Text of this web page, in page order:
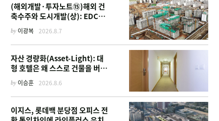
(해외개발·투자노트⑮)해외 건
축수주와 도시개발(상): EDCF
부터 계열사 진출 위한 복합시설
까지
by 이광복 2026.8.7
자산 경량화(Asset-Light): 대
형 호텔은 왜 스스로 건물을 버리
고 '이름'만 팔기 시작했을까
by 이승훈 2026.8.6
이지스, 롯데백 분당점 오피스 전